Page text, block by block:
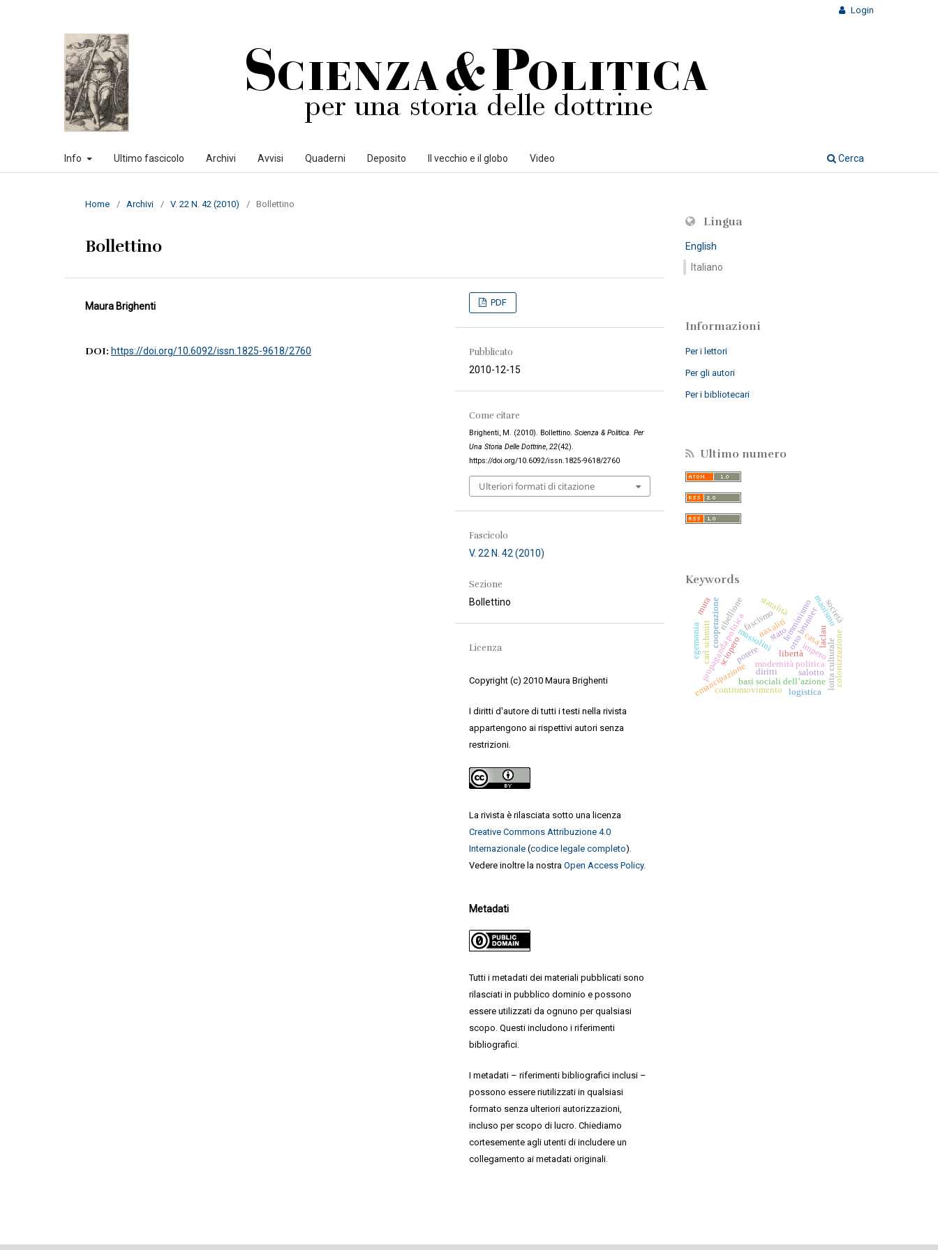
Info Ultimo fascicolo Archivi Avvisi Quaderni Deposito Il vecchio e il globo Video Cerca
Login
Home / Archivi / V. 22 N. 42 (2010) / Bollettino
Bollettino
Maura Brighenti
DOI: https://doi.org/10.6092/issn.1825-9618/2760
PDF
Pubblicato
2010-12-15
Come citare
Brighenti, M. (2010). Bollettino.Scienza & Politica. Per
Una Storia Delle Dottrine,22(42).
https://doi.org/10.6092/issn.1825-9618/2760
Ulteriori formati di citazione
Fascicolo
V. 22 N. 42 (2010)
Sezione
Bollettino
Licenza
Copyright (c) 2010 Maura Brighenti
I diritti d'autore di tutti i testi nella rivista
appartengono ai rispettivi autori senza
restrizioni.
La rivista è rilasciata sotto una licenza
Creative Commons Attribuzione 4.0
Internazionale (codice legale completo).
Vedere inoltre la nostraOpen Access Policy.
Metadati
Tutti i metadati dei materiali pubblicati sono
rilasciati in pubblico dominio e possono
essere utilizzati da ognuno per qualsiasi
scopo. Questi includono i riferimenti
bibliografici.
I metadati – riferimenti bibliografici inclusi –
possono essere riutilizzati in qualsiasi
formato senza ulteriori autorizzazioni,
incluso per scopo di lucro. Chiediamo
cortesemente agli utenti di includere un
collegamento ai metadati originali.
Lingua
English
Italiano
Informazioni
Per i lettori
Per gli autori
Per i bibliotecari
Ultimo numero
Keywords
femminismo
potere
libertà
diritti
modernità politica
mussolini
propaganda politica lotta culturale
fascismo
cooperazione
basi sociali dell’azione
contromovimento
emancipazione
statootto brunner
impero
logistica
statalità
carl schmitt colonizzazione.
egemonia laclau
naxaliti maoismo
sciopero
ribellione
casa
mura società
salotto